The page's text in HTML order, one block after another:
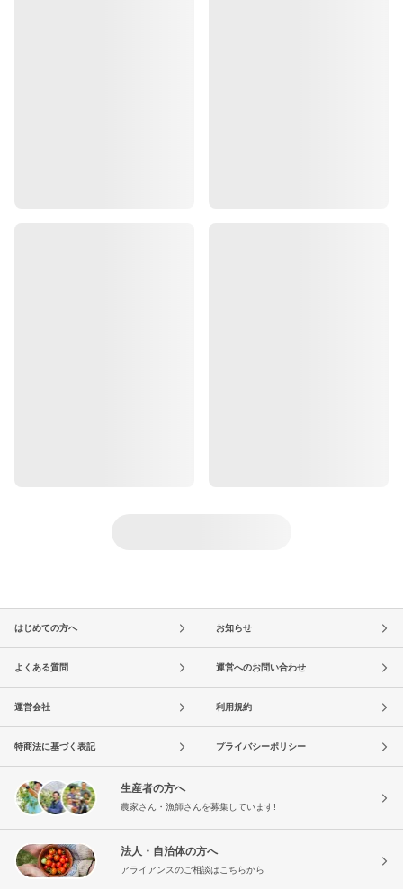
はじめての方へ お知らせ
よくある質問 運営へのお問い合わせ
運営会社 利用規約
特商法に基づく表記 プライバシーポリシー
生産者の方へ
農家さん・漁師さんを募集しています!
法人・自治体の方へ
アライアンスのご相談はこちらから